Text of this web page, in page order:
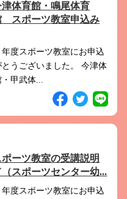
体育館・鳴尾体育
スポーツ教室申込み
度スポーツ教室にお申込
うございました。 今津体
甲武体...
ーツ教室の受講説明
スポーツセンター幼...
度スポーツ教室にお申込